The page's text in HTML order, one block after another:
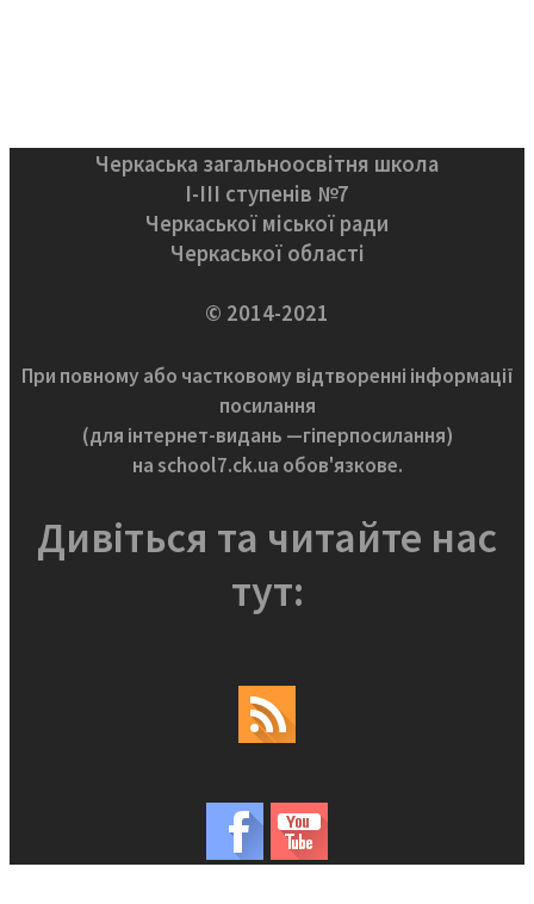
Черкаська загальноосвітня школа
І-ІІІ ступенів №7
Черкаської міської ради
Черкаської області
© 2014-2021
При повному або частковому відтворенні інформації
посилання
(для інтернет-видань —гіперпосилання)
на school7.ck.ua обов'язкове.
Дивіться та читайте нас
тут: